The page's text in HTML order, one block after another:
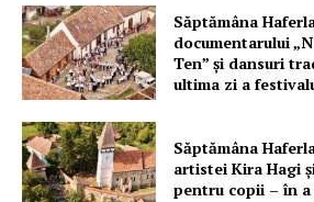
PRESShub
Despre noi / Echipa
Proiecte editoriale
Rețea
Contact
Săptămâna
documentarului
Ten” şi dansuri
ultima zi a
Săptămâna
artistei Kira Hagi
pentru copii – în